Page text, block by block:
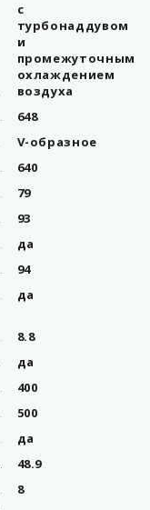
с
турбонаддувом
и
промежуточным
охлаждением
воздуха
648
V-образное
640
79
93
да
94
да
8.8
да
400
500
да
48.9
8